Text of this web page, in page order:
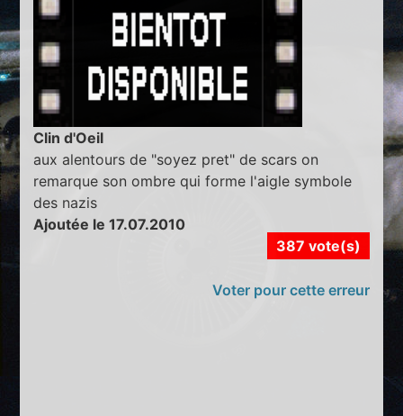
Clin d'Oeil
aux alentours de "soyez pret" de scars on
remarque son ombre qui forme l'aigle symbole
des nazis
Ajoutée le 17.07.2010
387 vote(s)
Voter pour cette erreur